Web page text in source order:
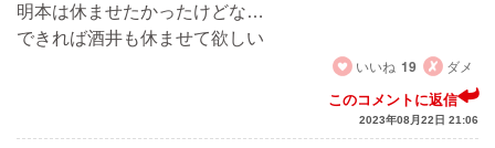
明本は休ませたかったけどな…
できれば酒井も休ませて欲しい
いいね 19 ダメ
このコメントに返信
2023年08月22日 21:06